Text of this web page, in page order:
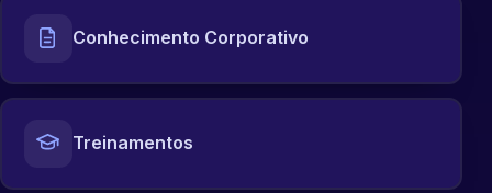
Conhecimento Corporativo
Treinamentos